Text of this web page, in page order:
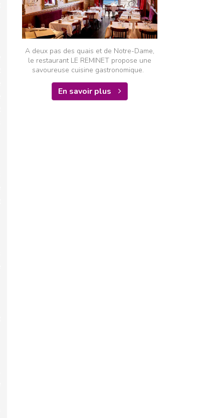
A deux pas des quais et de Notre-Dame,
le restaurant LE REMINET propose une
savoureuse cuisine gastronomique.
En savoir plus